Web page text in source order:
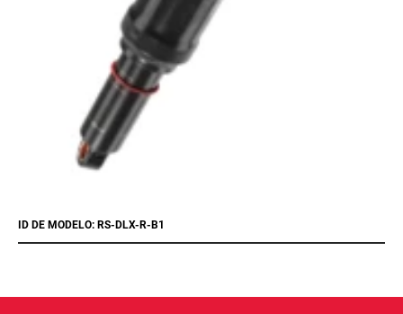
ID DE MODELO: RS-DLX-R-B1